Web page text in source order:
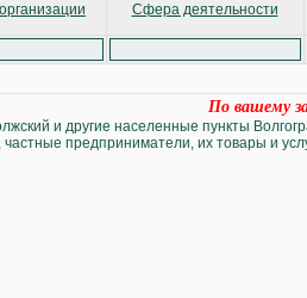
Сфера деятельности
По вашему
и другие населенные пункты
частные предприниматели, их товары и